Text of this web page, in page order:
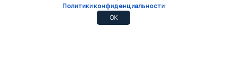
Политики конфиденциальности
OK